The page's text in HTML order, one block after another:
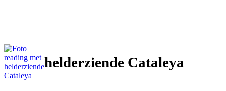
helderziende Cataleya